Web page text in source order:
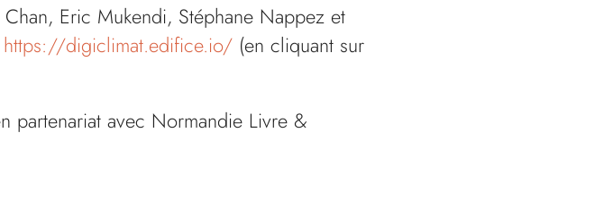
Eric Mukendi, Stéphane Nappez et
https://digiclimat.edifice.io/ (en cliquant sur
partenariat avec Normandie Livre &